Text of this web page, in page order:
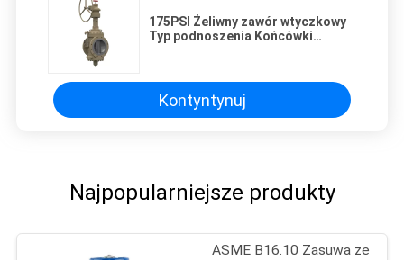
175PSI Żeliwny zawór wtyczkowy
Typ podnoszenia Końcówki
Kontyntynuj
Najpopularniejsze produkty
ASME B16.10 Zasuwa ze